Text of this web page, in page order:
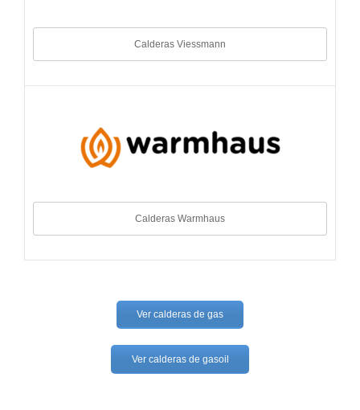
Calderas Viessmann
Calderas Warmhaus
Ver calderas de gas
Ver calderas de gasoil